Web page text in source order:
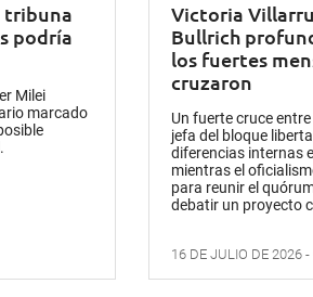
tribuna
podría
Milei
marcado
Victoria
Bullrich
los fuertes
cruzaron
Un fuerte cruce
jefa del bloque
diferencias internas
mientras el
para reunir el
debatir un proyecto
16 DE JULIO DE 2026